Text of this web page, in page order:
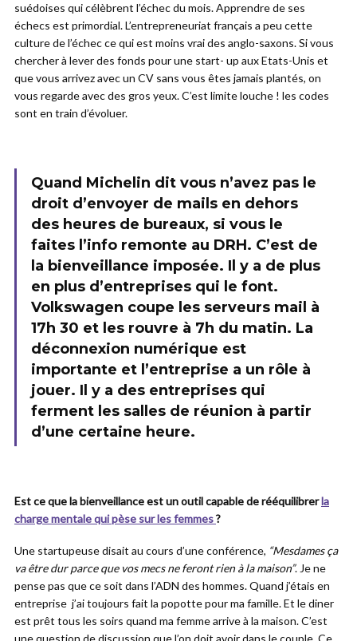
suédoises qui célèbrent l’échec du mois. Apprendre de ses
échecs est primordial. L’entrepreneuriat français a peu cette
culture de l’échec ce qui est moins vrai des anglo-saxons. Si vous
chercher à lever des fonds pour une start- up aux Etats-Unis et
que vous arrivez avec un CV sans vous êtes jamais plantés, on
vous regarde avec des gros yeux. C’est limite louche ! les codes
sont en train d’évoluer.
Quand Michelin dit vous n’avez pas le
droit d’envoyer de mails en dehors
des heures de bureaux, si vous le
faites l’info remonte au DRH. C’est de
la bienveillance imposée. Il y a de plus
en plus d’entreprises qui le font.
Volkswagen coupe les serveurs mail à
17h 30 et les rouvre à 7h du matin. La
déconnexion numérique est
importante et l’entreprise a un rôle à
jouer. Il y a des entreprises qui
ferment les salles de réunion à partir
d’une certaine heure.
Est ce que la bienveillance est un outil capable de rééquilibrerla
charge mentale qui pèse sur les femmes?
Une startupeuse disait au cours d’une conférence, “Mesdames ça
va être dur parce que vos mecs ne feront rien à la maison”. Je ne
pense pas que ce soit dans l’ADN des hommes. Quand j’étais en
entreprise j’ai toujours fait la popotte pour ma famille. Et le diner
est prêt tous les soirs quand ma femme arrive à la maison. C’est
une question de discussion que l’on doit avoir dans le couple. Ce